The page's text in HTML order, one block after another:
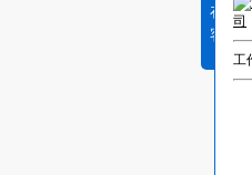
在线
客服
工